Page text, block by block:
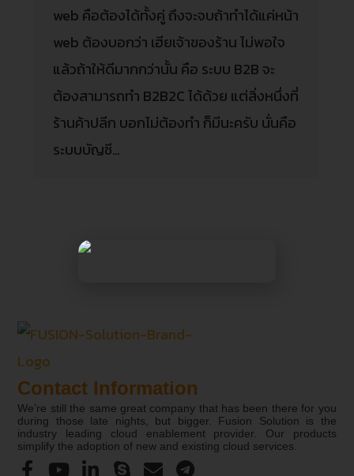
web คือต้องได้ทั้งคู่ ถึงจะจบถ้าทำได้แค่หน้า
web ต้องบอกว่า เฮียเจ้าของร้าน ไม่พอใจ
แล้วถ้าให้ดีมากกว่านั้น คือ ระบบ B2B จะ
ต้องสามารถทำ B2B2C ได้ด้วย แต่สิ่งหนึ่งที่
ร้านค้าปลีก บอกไม่ต้องทำ ก็มีนะครับ นั่นคือ
ระบบบัญชี…
Contact Information
We’re still the same great company that has been there for you
during those late nights, but bigger. Fusion Solution is the
industry leading cloud enablement provider. Our products
simplify the adoption of new and existing cloud services.